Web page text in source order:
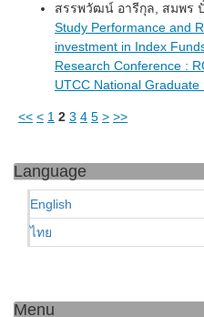
สรรพวัฒน์ อารีกุล, สมพร
Study Performance and
investment in Index
Research Conference :
UTCC National
<< < 1 2 3 4 5 > >>
Language
English
ไทย
Menu